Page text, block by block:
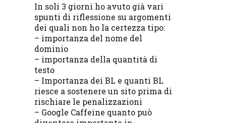
In soli 3 giorni ho avuto già vari
spunti di riflessione su argomenti
dei quali non ho la certezza tipo:
– importanza del nome del
dominio
– importanza della quantità di
testo
– Importanza dei BL e quanti BL
riesce a sostenere un sito prima di
rischiare le penalizzazioni
– Google Caffeine quanto può